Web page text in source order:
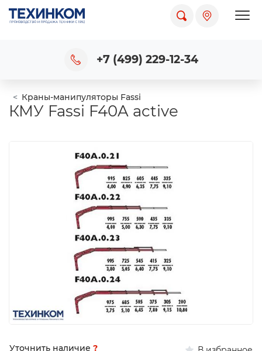
+7 (499) 229-12-34
Краны-манипуляторы Fassi
КМУ Fassi F40A active
Уточнить наличие ?